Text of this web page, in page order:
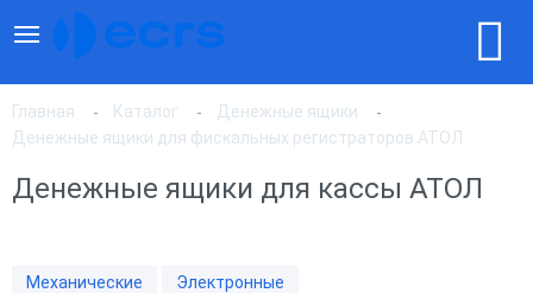
Главная Каталог
Денежные ящики
Денежные ящики для фискальных регистраторов АТОЛ
Денежные ящики для кассы АТОЛ
Механические
Электронные
По популярности
По цене, по возрастанию